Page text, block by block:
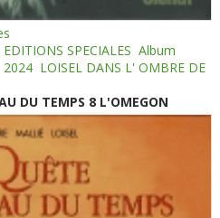
SPECIALES Album
2024 LOISEL DANS L' OMBRE DE
DU TEMPS 8 L'OMEGON